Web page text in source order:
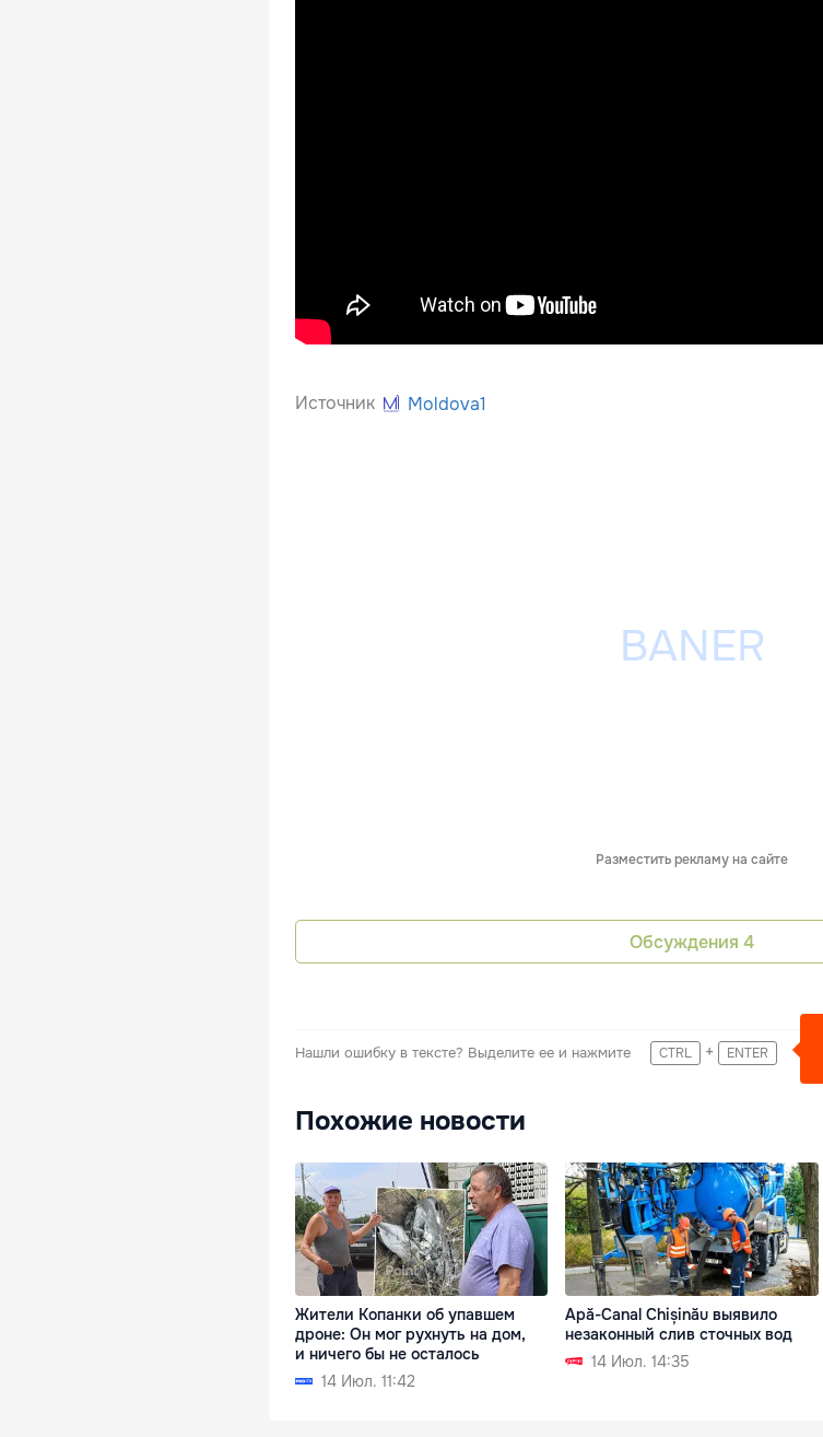
Источник Moldova1
Разместить рекламу на сайте
Обсуждения 4
Нашли ошибку в тексте? Выделите ее и нажмите CTRL + ENTER
Похожие новости
Жители Копанки об упавшем
дроне: Он мог рухнуть на дом,
и ничего бы не осталось
14 Июл. 11:42
Apă-Canal Chișinău выявило
незаконный слив сточных вод
14 Июл. 14:35